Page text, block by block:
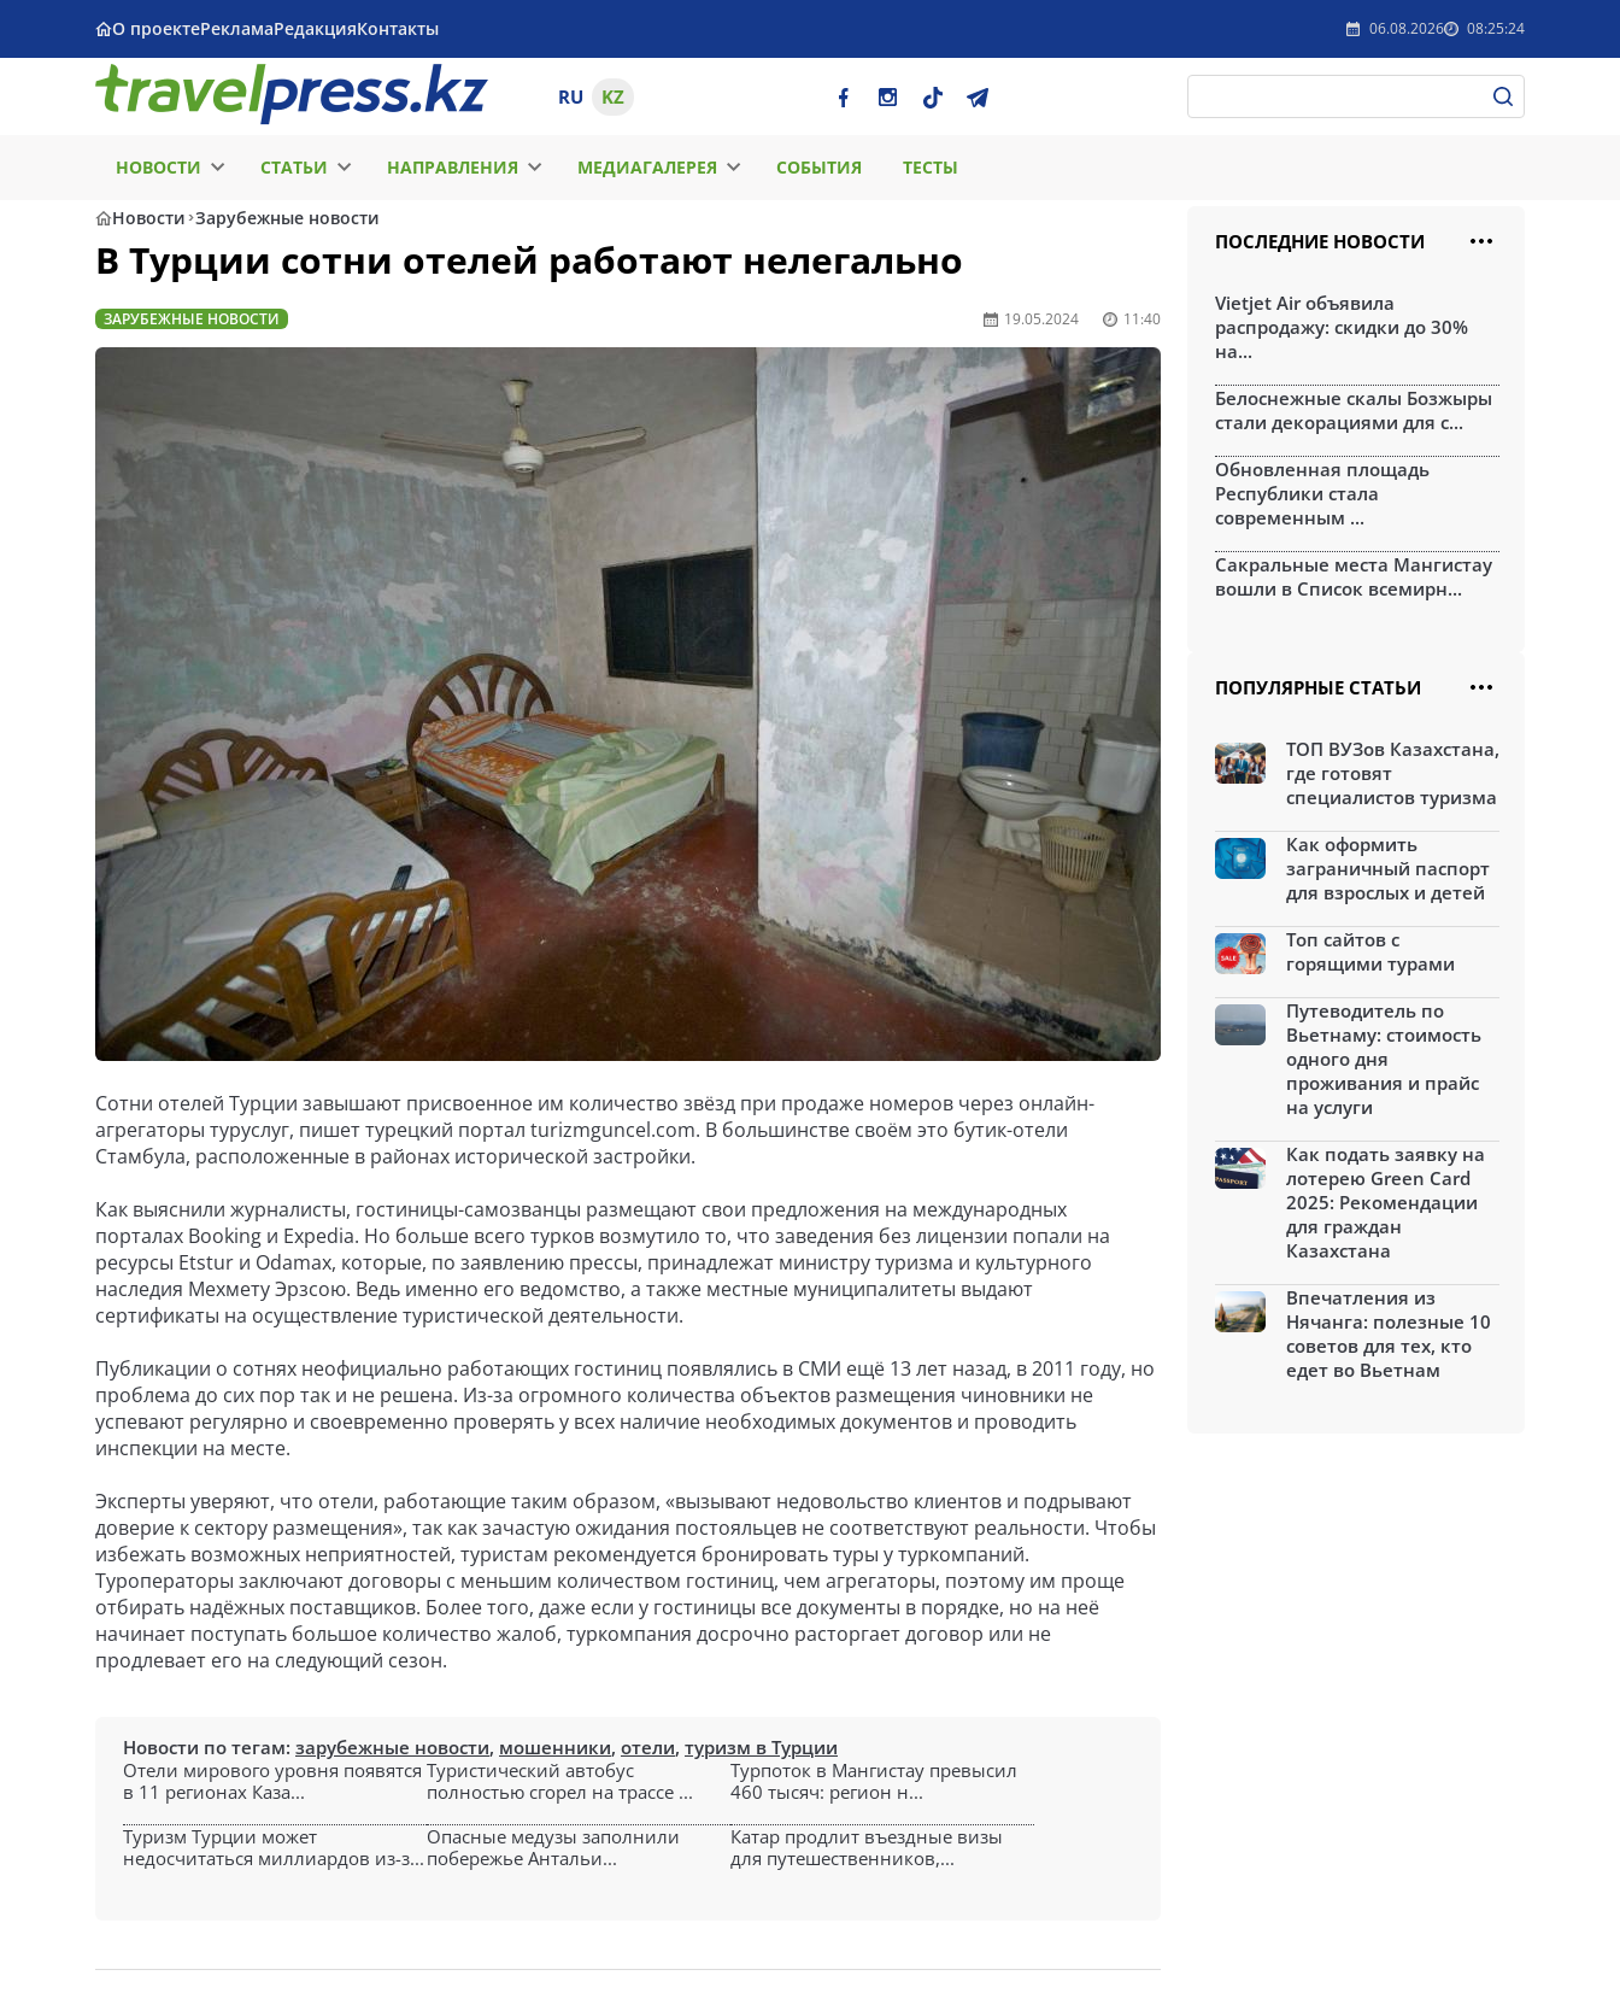
О проектеРекламаРедакцияКонтакты 06.08.2026 08:25:24
RU KZ
НОВОСТИ СТАТЬИ НАПРАВЛЕНИЯ МЕДИАГАЛЕРЕЯ СОБЫТИЯ ТЕСТЫ
Новости Зарубежные новости
В Турции сотни отелей работают нелегально
ЗАРУБЕЖНЫЕ НОВОСТИ 19.05.2024 11:40
Сотни отелей Турции завышают присвоенное им количество звёзд при продаже номеров через онлайн-
агрегаторы туруслуг, пишет турецкий портал turizmguncel.com. В большинстве своём это бутик-отели
Стамбула, расположенные в районах исторической застройки.
Как выяснили журналисты, гостиницы-самозванцы размещают свои предложения на международных
порталах Booking и Expedia. Но больше всего турков возмутило то, что заведения без лицензии попали на
ресурсы Etstur и Odamax, которые, по заявлению прессы, принадлежат министру туризма и культурного
наследия Мехмету Эрзсою. Ведь именно его ведомство, а также местные муниципалитеты выдают
сертификаты на осуществление туристической деятельности.
Публикации о сотнях неофициально работающих гостиниц появлялись в СМИ ещё 13 лет назад, в 2011 году, но
проблема до сих пор так и не решена. Из-за огромного количества объектов размещения чиновники не
успевают регулярно и своевременно проверять у всех наличие необходимых документов и проводить
инспекции на месте.
Эксперты уверяют, что отели, работающие таким образом, «вызывают недовольство клиентов и подрывают
доверие к сектору размещения», так как зачастую ожидания постояльцев не соответствуют реальности. Чтобы
избежать возможных неприятностей, туристам рекомендуется бронировать туры у туркомпаний.
Туроператоры заключают договоры с меньшим количеством гостиниц, чем агрегаторы, поэтому им проще
отбирать надёжных поставщиков. Более того, даже если у гостиницы все документы в порядке, но на неё
начинает поступать большое количество жалоб, туркомпания досрочно расторгает договор или не
продлевает его на следующий сезон.
Новости по тегам: зарубежные новости, мошенники, отели, туризм в Турции
Отели мирового уровня появятся
в 11 регионах Каза...
Туристический автобус
полностью сгорел на трассе ...
Турпоток в Мангистау превысил
460 тысяч: регион н...
Туризм Турции может
недосчитаться миллиардов из-з...
Опасные медузы заполнили
побережье Антальи...
Катар продлит въездные визы
для путешественников,...
ПОСЛЕДНИЕ НОВОСТИ
Vietjet Air объявила
распродажу: скидки до 30%
на...
Белоснежные скалы Бозжыры
стали декорациями для с...
Обновленная площадь
Республики стала
современным ...
Сакральные места Мангистау
вошли в Список всемирн...
ПОПУЛЯРНЫЕ СТАТЬИ
ТОП ВУЗов Казахстана,
где готовят
специалистов туризма
Как оформить
заграничный паспорт
для взрослых и детей
Топ сайтов с
горящими турами
Путеводитель по
Вьетнаму: стоимость
одного дня
проживания и прайс
на услуги
Как подать заявку на
лотерею Green Card
2025: Рекомендации
для граждан
Казахстана
Впечатления из
Нячанга: полезные 10
советов для тех, кто
едет во Вьетнам